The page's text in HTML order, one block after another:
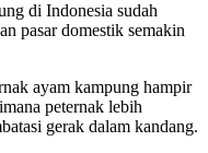
di Indonesia sudah
pasar domestik semakin
ayam kampung hampir
peternak lebih
gerak dalam kandang.